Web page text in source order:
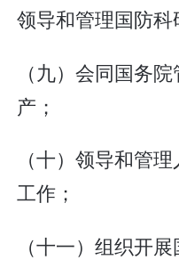
领导和管理国防科
（九）会同国务
产；
（十）领导和管
工作；
（十一）组织开